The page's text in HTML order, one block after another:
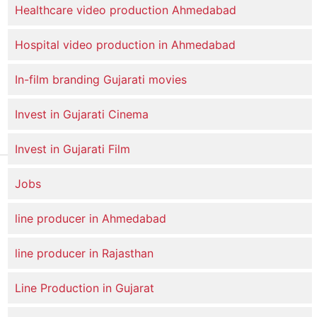
Healthcare video production Ahmedabad
Hospital video production in Ahmedabad
In-film branding Gujarati movies
Invest in Gujarati Cinema
Invest in Gujarati Film
Jobs
line producer in Ahmedabad
line producer in Rajasthan
Line Production in Gujarat